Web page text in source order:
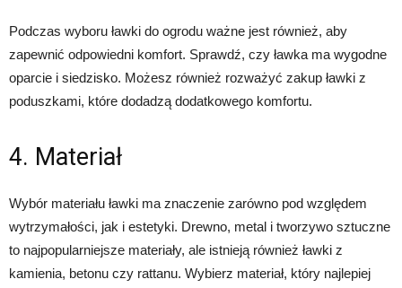
Podczas wyboru ławki do ogrodu ważne jest również, aby
zapewnić odpowiedni komfort. Sprawdź, czy ławka ma wygodne
oparcie i siedzisko. Możesz również rozważyć zakup ławki z
poduszkami, które dodadzą dodatkowego komfortu.
4. Materiał
Wybór materiału ławki ma znaczenie zarówno pod względem
wytrzymałości, jak i estetyki. Drewno, metal i tworzywo sztuczne
to najpopularniejsze materiały, ale istnieją również ławki z
kamienia, betonu czy rattanu. Wybierz materiał, który najlepiej